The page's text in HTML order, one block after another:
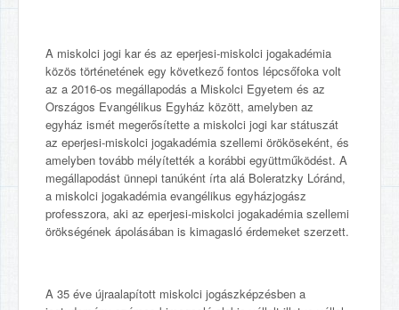
A miskolci jogi kar és az eperjesi-miskolci jogakadémia
közös történetének egy következő fontos lépcsőfoka volt
az a 2016-os megállapodás a Miskolci Egyetem és az
Országos Evangélikus Egyház között, amelyben az
egyház ismét megerősítette a miskolci jogi kar státuszát
az eperjesi-miskolci jogakadémia szellemi örököseként, és
amelyben tovább mélyítették a korábbi együttműködést. A
megállapodást ünnepi tanúként írta alá Boleratzky Lóránd,
a miskolci jogakadémia evangélikus egyházjogász
professzora, aki az eperjesi-miskolci jogakadémia szellemi
örökségének ápolásában is kimagasló érdemeket szerzett.
A 35 éve újraalapított miskolci jogászképzésben a